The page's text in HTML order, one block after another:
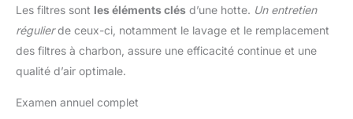
Les filtres sont les éléments clés d’une hotte. Un entretien
régulierde ceux-ci, notamment le lavage et le remplacement
des filtres à charbon, assure une efficacité continue et une
qualité d’air optimale.
Examen annuel complet